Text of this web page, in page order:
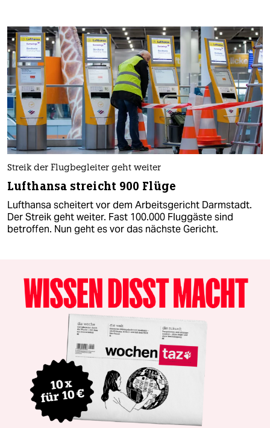
Streik der Flugbegleiter geht weiter
Lufthansa streicht 900 Flüge
Lufthansa scheitert vor dem Arbeitsgericht Darmstadt.
Der Streik geht weiter. Fast 100.000 Fluggäste sind
betroffen. Nun geht es vor das nächste Gericht.